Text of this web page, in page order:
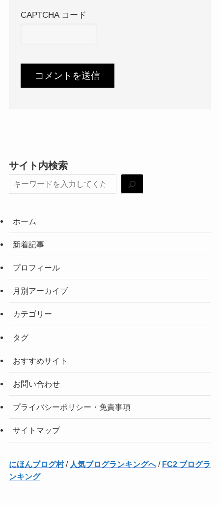
CAPTCHA コード
サイト内検索
ホーム
新着記事
プロフィール
月別アーカイブ
カテゴリー
タグ
おすすめサイト
お問い合わせ
プライバシーポリシー・免責事項
サイトマップ
にほんブログ村/ 人気ブログランキングへ/ FC2 ブログラ
ンキング